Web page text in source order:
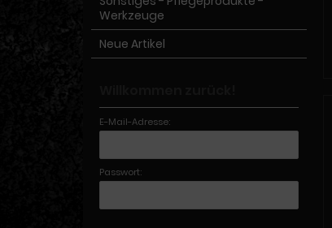
Werkzeuge
Neue Artikel
E-Mail-Adresse:
Passwort: